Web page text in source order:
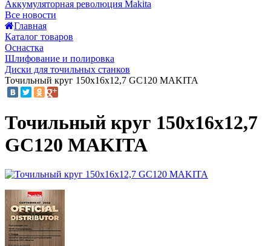
Аккумуляторная революция Makita
Все новости
Главная
Каталог товаров
Оснастка
Шлифование и полировка
Диски для точильных станков
Точильный круг 150х16х12,7 GC120 MAKITA
Точильный круг 150х16х12,7
GC120 MAKITA